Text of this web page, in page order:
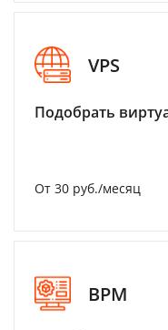
VPS
Подобрать
От 30 руб./месяц
BPM